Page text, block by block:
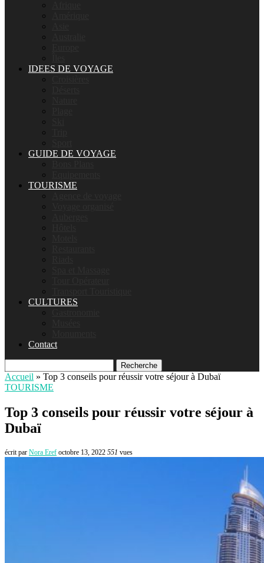
IDEES DE VOYAGE
GUIDE DE VOYAGE
TOURISME
CULTURES
Contact
Recherche
Accueil » Top 3 conseils pour réussir votre séjour à Dubaï
TOURISME
Top 3 conseils pour réussir votre séjour à
Dubaï
écrit par Nora Eref octobre 13, 2022 551 vues